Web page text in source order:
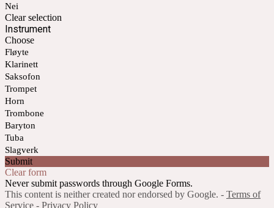
Nei
Clear selection
Instrument
Choose
Fløyte
Klarinett
Saksofon
Trompet
Horn
Trombone
Baryton
Tuba
Slagverk
Submit
Clear form
Never submit passwords through Google Forms.
This content is neither created nor endorsed by Google. - Terms of
Service - Privacy Policy